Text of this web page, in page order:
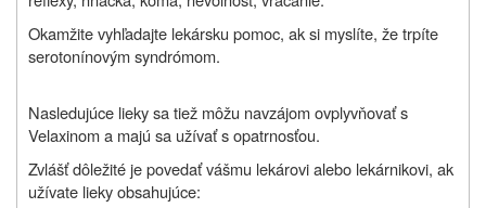
Okamžite vyhľadajte lekársku pomoc, ak si myslíte, že trpíte
serotonínovým syndrómom.
Nasledujúce lieky sa tiež môžu navzájom ovplyvňovať s
Velaxinom a majú sa užívať s opatrnosťou.
Zvlášť dôležité je povedať vášmu lekárovi alebo lekárnikovi, ak
užívate lieky obsahujúce: